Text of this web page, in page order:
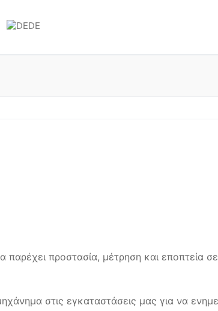
DE
παρέχει προστασία, μέτρηση και εποπτεία
στις εγκαταστάσεις μας για να